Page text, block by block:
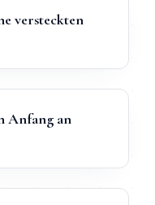
versteckten
Anfang an